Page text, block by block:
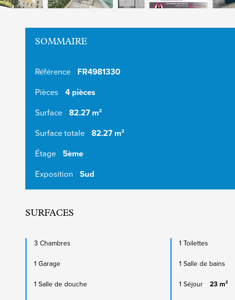
SOMMAIRE
Référence FR4981330
Pièces 4 pièces
Surface 82.27 m²
Surface totale 82.27 m²
Étage 5ème
Exposition Sud
SURFACES
3 Chambres 1 Toilettes
1 Garage 1 Salle de bains
1 Salle de douche 1 Séjour 23 m²